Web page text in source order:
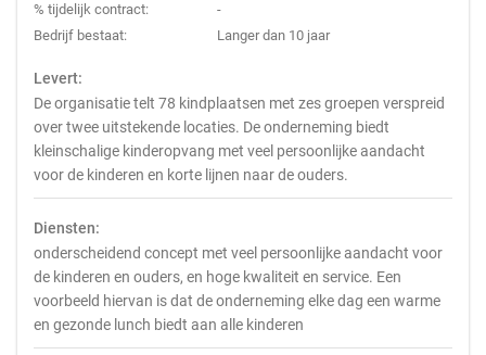
% tijdelijk contract:
-
Bedrijf bestaat:
Langer dan 10 jaar
Levert:
De organisatie telt 78 kindplaatsen met zes groepen verspreid
over twee uitstekende locaties. De onderneming biedt
kleinschalige kinderopvang met veel persoonlijke aandacht
voor de kinderen en korte lijnen naar de ouders.
Diensten:
onderscheidend concept met veel persoonlijke aandacht voor
de kinderen en ouders, en hoge kwaliteit en service. Een
voorbeeld hiervan is dat de onderneming elke dag een warme
en gezonde lunch biedt aan alle kinderen